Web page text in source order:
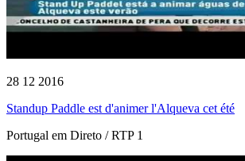
28 12 2016
Standup Paddle est d'animer l'Alqueva cet été
Portugal em Direto / RTP 1